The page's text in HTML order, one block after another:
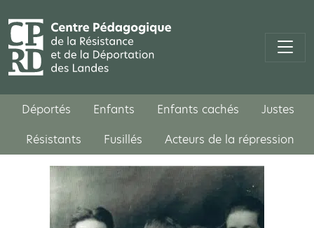
Déportés Enfants Enfants cachés
Justes
Résistants
Fusillés Acteurs de la répression